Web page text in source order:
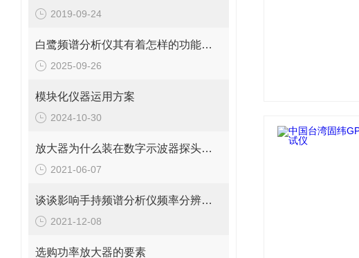
2019-09-24
白鹭频谱分析仪其有着怎样的功能呢？
2025-09-26
模块化仪器运用方案
2024-10-30
放大器为什么装在数字示波器探头的前端？
2021-06-07
谈谈影响手持频谱分析仪频率分辨率的因素
2021-12-08
选购功率放大器的要素